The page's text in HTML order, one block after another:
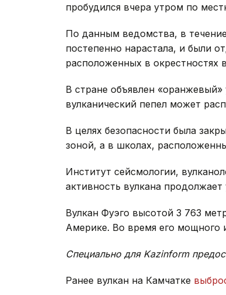
пробудился вчера утром по
По данным ведомства, в
постепенно нарастала, и были
расположенных в окрестностях
В стране объявлен
вулканический пепел может
В целях безопасности была
зоной, а в школах,
Институт сейсмологии,
активность вулкана продолжает
Вулкан Фуэго высотой 3 763
Америке. Во время его мощного
Специально для Kazinform
Ранее вулкан на Камчатке